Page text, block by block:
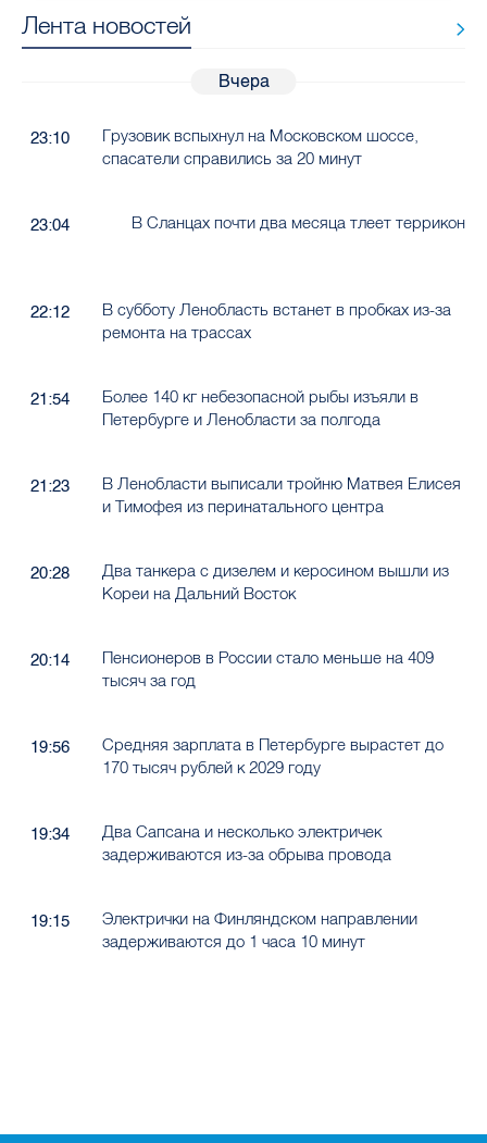
Лента новостей
Вчера
23:10
Грузовик вспыхнул на Московском шоссе,
спасатели справились за 20 минут
23:04 В Сланцах почти два месяца тлеет террикон
22:12
В субботу Ленобласть встанет в пробках из-за
ремонта на трассах
21:54
Более 140 кг небезопасной рыбы изъяли в
Петербурге и Ленобласти за полгода
21:23
В Ленобласти выписали тройню Матвея Елисея
и Тимофея из перинатального центра
20:28
Два танкера с дизелем и керосином вышли из
Кореи на Дальний Восток
20:14
Пенсионеров в России стало меньше на 409
тысяч за год
19:56
Средняя зарплата в Петербурге вырастет до
170 тысяч рублей к 2029 году
19:34
Два Сапсана и несколько электричек
задерживаются из-за обрыва провода
19:15
Электрички на Финляндском направлении
задерживаются до 1 часа 10 минут